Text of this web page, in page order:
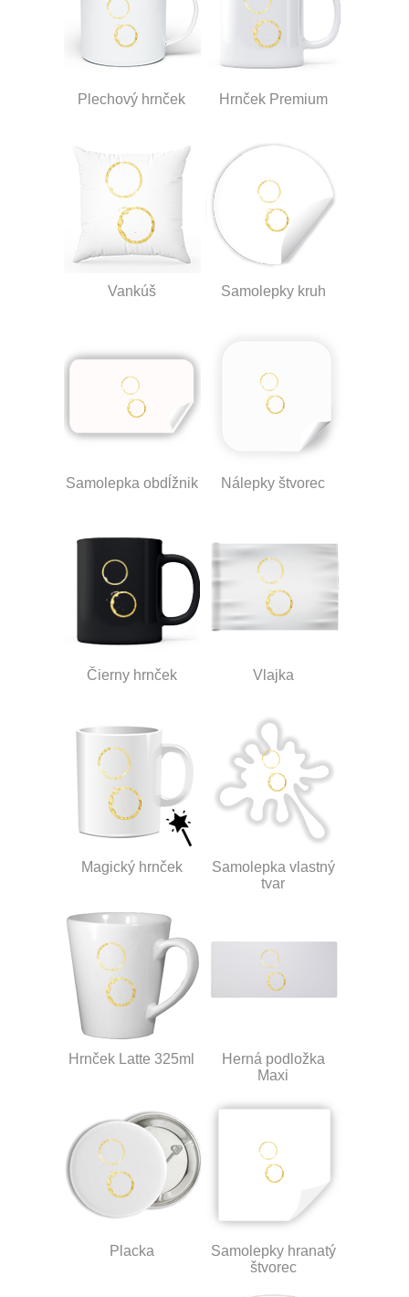
Plechový hrnček Hrnček Premium
Vankúš Samolepky kruh
Samolepka obdĺžnik Nálepky štvorec
Čierny hrnček Vlajka
Magický hrnček
Samolepka vlastný
tvar
Hrnček Latte 325ml
Herná podložka
Maxi
Placka
Samolepky hranatý
štvorec